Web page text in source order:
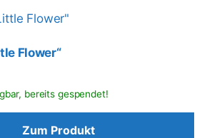
Flower“
Zum Produkt